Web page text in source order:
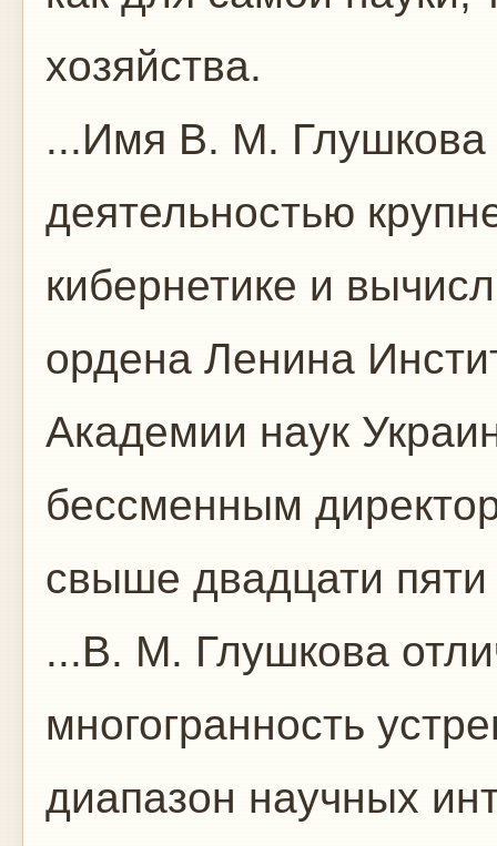
хозяйства.
...Имя В. М. Глушкова
деятельностью
кибернетике и
ордена Ленина
Академии наук
бессменным
свыше двадцати пяти
...В. М. Глушкова
многогранность
диапазон научных